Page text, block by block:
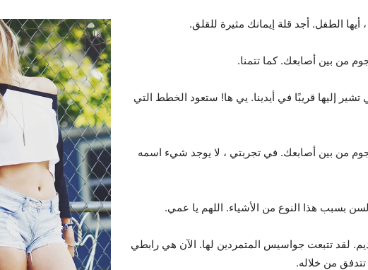
الطفل. أجد قلة إيمانك مثيرة للقلق.
من بين أصابعك. كما تتمنا.
إليها قريبًا في أيدينا. يي ها! ستعود الخطط التي
من بين أصابعك. في تجربتي ، لا يوجد شيء اسمه
بسبب هذا النوع من الأشياء. اللهم يا عمي.
لقد تتبعت جواسيس المتمردين لها. الآن هي رابطي
من خلاله.